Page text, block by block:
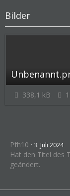
Bilder
338,1 kB
Pfh10 3. Juli 2024
Hat den Titel des
geändert.